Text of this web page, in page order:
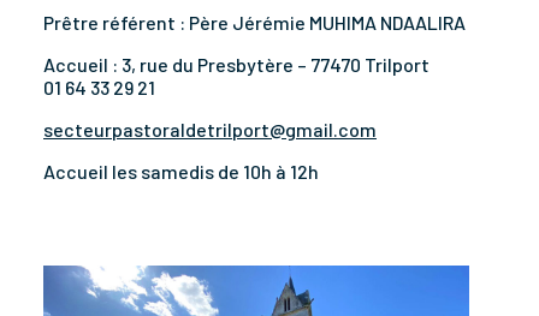
Prêtre référent : Père Jérémie MUHIMA NDAALIRA
Accueil : 3, rue du Presbytère – 77470 Trilport
01 64 33 29 21
secteurpastoraldetrilport@gmail.com
Accueil les samedis de 10h à 12h